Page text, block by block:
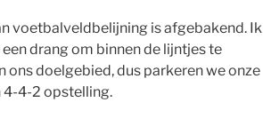
voetbalveldbelijning is afgebakend. Ik
drang om binnen de lijntjes te
doelgebied, dus parkeren we onze
4-4-2 opstelling.